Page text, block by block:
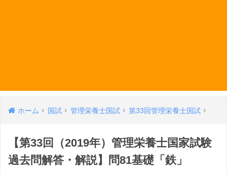
ホーム 国試 管理栄養士国試 第33回管理栄養士国試
【第33回（2019年）管理栄養士国家試験
過去問解答・解説】問81基礎「鉄」